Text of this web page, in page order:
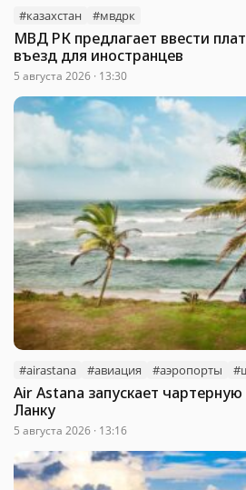
#казахстан #мвдрк
МВД РК предлагает ввести
въезд для иностранцев
5 августа 2026 · 13:30
#airastana #авиация #аэропорты
Air Astana запускает
Ланку
5 августа 2026 · 13:16